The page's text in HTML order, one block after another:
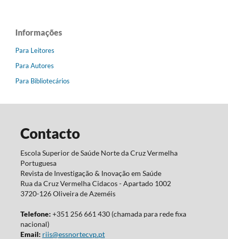
Informações
Para Leitores
Para Autores
Para Bibliotecários
Contacto
Escola Superior de Saúde Norte da Cruz Vermelha
Portuguesa
Revista de Investigação & Inovação em Saúde
Rua da Cruz Vermelha Cidacos - Apartado 1002
3720-126 Oliveira de Azeméis
Telefone: +351 256 661 430 (chamada para rede fixa
nacional)
Email: riis@essnortecvp.pt